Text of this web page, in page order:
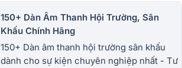
150+ Dàn Âm Thanh Hội Trường, Sân
Khấu Chính Hãng
150+ Dàn âm thanh hội trường sân khấu
dành cho sự kiện chuyên nghiệp nhất - Tư